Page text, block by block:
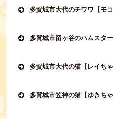
多賀城市大代のチワワ【モコ
多賀城市留ヶ谷のハムスタ
多賀城市大代の猫【レイちゃ
多賀城市笠神の猫【ゆきちゃ